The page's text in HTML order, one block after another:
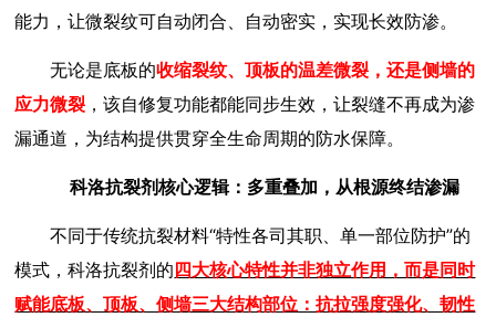
能力，让微裂纹可自动闭合、自动密实，实现长效防渗。
无论是底板的收缩裂纹、顶板的温差微裂，还是侧墙的
应力微裂 ，该自修复功能都能同步生效，让裂缝不再成为渗
漏通道，为结构提供贯穿全生命周期的防水保障。
科洛抗裂剂核心逻辑：多重叠加，从根源终结渗漏
不同于传统抗裂材料“特性各司其职、单一部位防护”的
模式，科洛抗裂剂的四大核心特性并非独立作用，而是同时
赋能底板、顶板、侧墙三大结构部位：抗拉强度强化、韧性